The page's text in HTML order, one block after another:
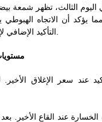
الثالث، تظهر شمعة
مما يؤكد أن الاتجاه
عند سعر الإغلاق الأخير.
عند القاع الأخير. بعد